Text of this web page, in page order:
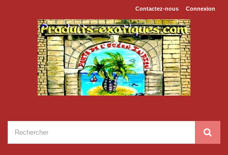
Connexion
Contactez-nous